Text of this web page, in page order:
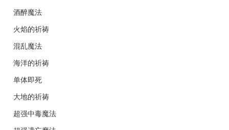
酒醉魔法
火焰的祈祷
混乱魔法
海洋的祈祷
单体即死
大地的祈祷
超强中毒魔法